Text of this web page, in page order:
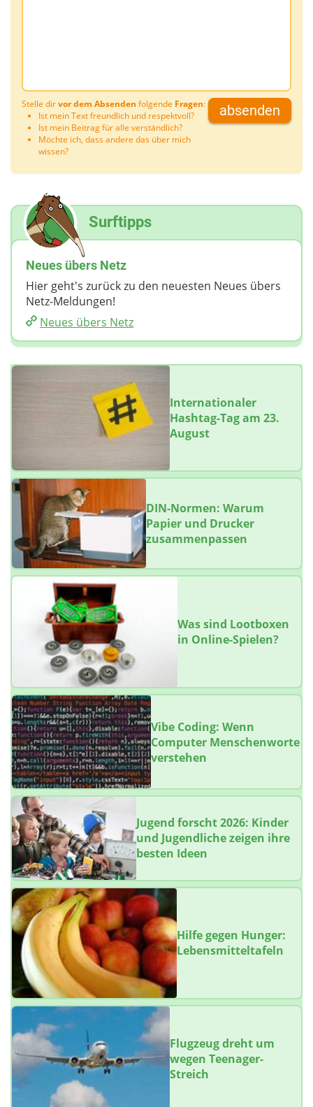
Stelle dirvor dem Absenden folgende Fragen:
Ist mein Text freundlich und respektvoll?
Ist mein Beitrag für alle verständlich?
Möchte ich, dass andere das über mich
wissen?
absenden
Surftipps
Neues übers Netz
Hier geht's zurück zu den neuesten Neues übers
Netz-Meldungen!
Neues übers Netz
Internationaler
Hashtag-Tag am 23.
August
DIN-Normen: Warum
Papier und Drucker
zusammenpassen
Was sind Lootboxen
in Online-Spielen?
Vibe Coding: Wenn
Computer Menschenworte
verstehen
Jugend forscht 2026: Kinder
und Jugendliche zeigen ihre
besten Ideen
Hilfe gegen Hunger:
Lebensmitteltafeln
Flugzeug dreht um
wegen Teenager-
Streich